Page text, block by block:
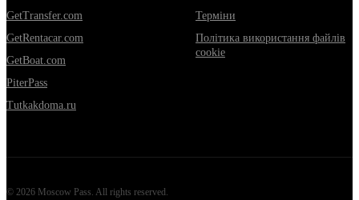
GetTransfer.com
GetRentacar.com
GetBoat.com
PiterPass
Tutkakdoma.ru
Терміни
Політика використання файлів
cookie
© 2026 Moscow Pass. All rights reserved.